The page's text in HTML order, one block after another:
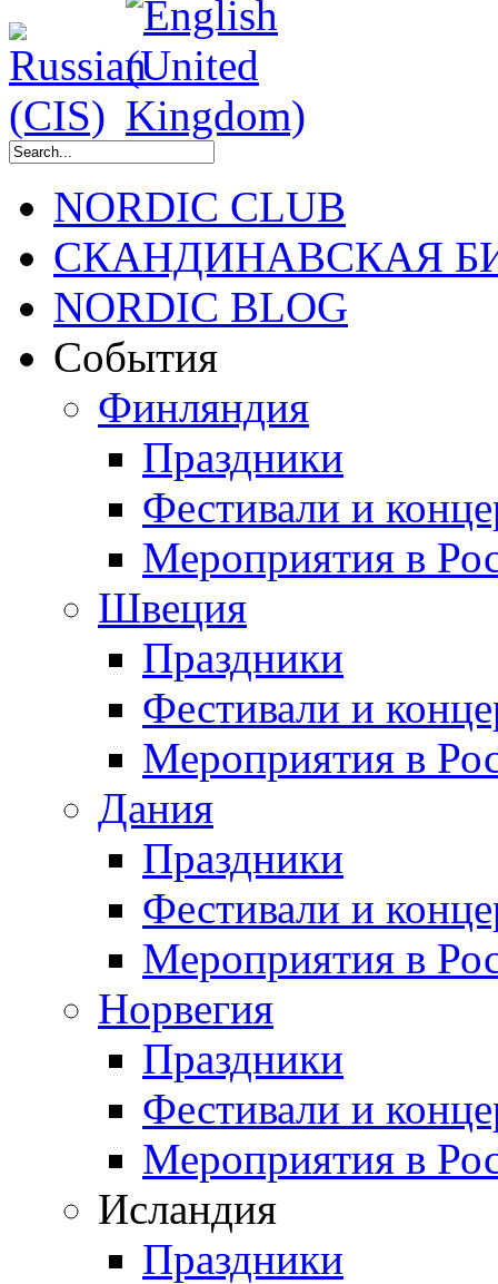
NORDIC CLUB
СКАНДИНАВСКАЯ
NORDIC BLOG
События
Финляндия
Праздники
Фестивали и
Мероприятия в
Швеция
Праздники
Фестивали и
Мероприятия в
Дания
Праздники
Фестивали и
Мероприятия в
Норвегия
Праздники
Фестивали и
Мероприятия в
Исландия
Праздники